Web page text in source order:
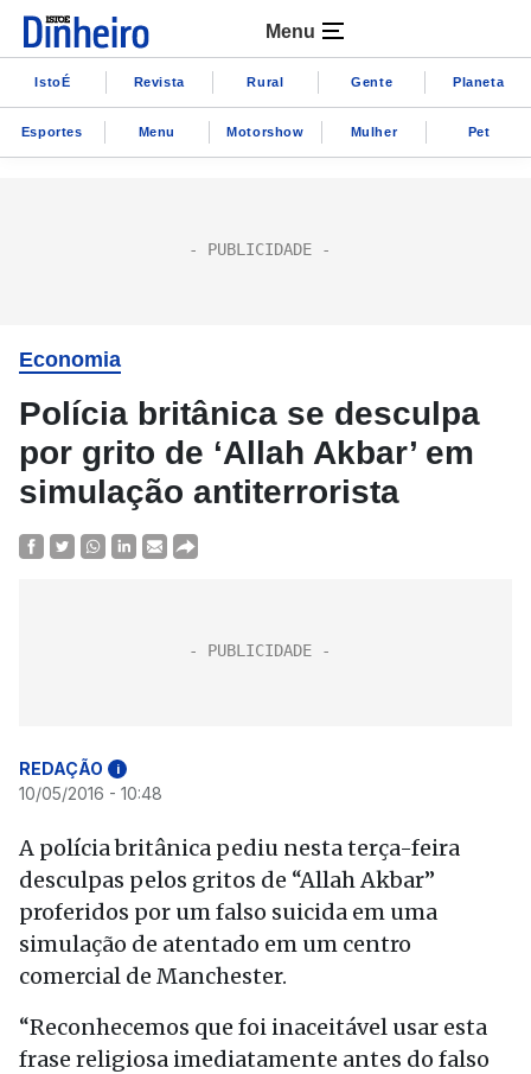
Menu
IstoÉ Revista Rural Gente Planeta
Esportes Menu Motorshow Mulher Pet
Economia
Polícia britânica se desculpa
por grito de ‘Allah Akbar’ em
simulação antiterrorista
REDAÇÃO i
10/05/2016 - 10:48
A polícia britânica pediu nesta terça-feira
desculpas pelos gritos de “Allah Akbar”
proferidos por um falso suicida em uma
simulação de atentado em um centro
comercial de Manchester.
“Reconhecemos que foi inaceitável usar esta
frase religiosa imediatamente antes do falso